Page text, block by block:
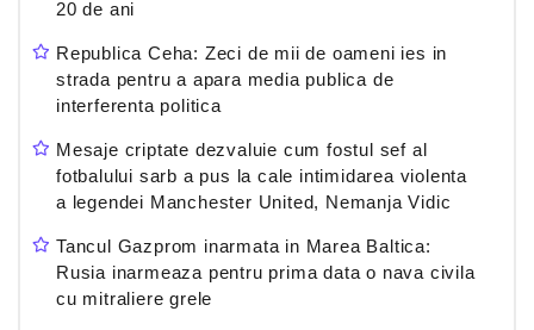
20 de ani
Republica Ceha: Zeci de mii de oameni ies in
strada pentru a apara media publica de
interferenta politica
Mesaje criptate dezvaluie cum fostul sef al
fotbalului sarb a pus la cale intimidarea violenta
a legendei Manchester United, Nemanja Vidic
Tancul Gazprom inarmata in Marea Baltica:
Rusia inarmeaza pentru prima data o nava civila
cu mitraliere grele